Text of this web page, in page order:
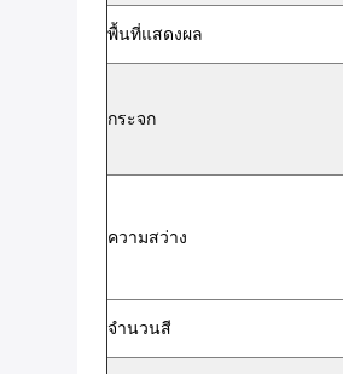
พื้นที่แสดงผล
กระจก
ความสว่าง
จำนวนสี